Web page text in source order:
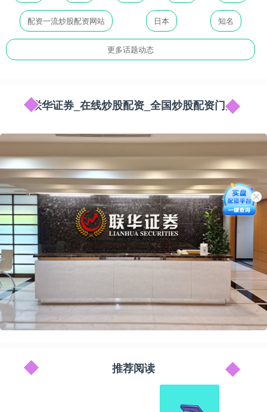
配资一流炒股配资网站 日本 知名
更多话题动态
联华证券_在线炒股配资_全国炒股配资门户
推荐阅读